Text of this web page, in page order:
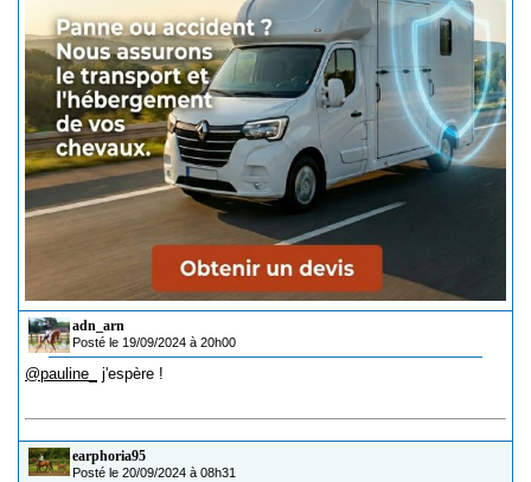
adn_arn
Posté le 19/09/2024 à 20h00
@pauline_ j'espère !
earphoria95
Posté le 20/09/2024 à 08h31